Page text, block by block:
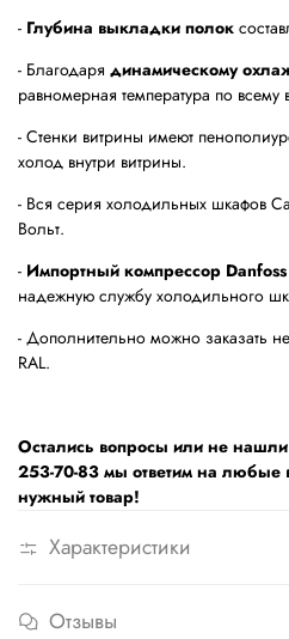
- Глубина выкладки полок
- Благодаря динамическому
равномерная температура по
- Стенки витрины имеют
холод внутри витрины.
- Вся серия холодильных шкафов
Вольт.
- Импортный компрессор Danfoss
надежную службу холодильного
- Дополнительно можно заказать
RAL.
Остались вопросы или не
253-70-83 мы ответим на любые
нужный товар!
Характеристики
Отзывы